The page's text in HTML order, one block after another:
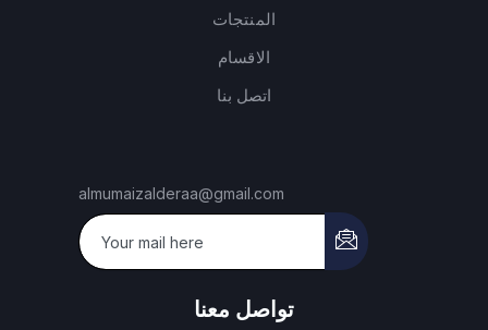
المنتجات
الاقسام
اتصل بنا
almumaizalderaa@gmail.com
تواصل معنا